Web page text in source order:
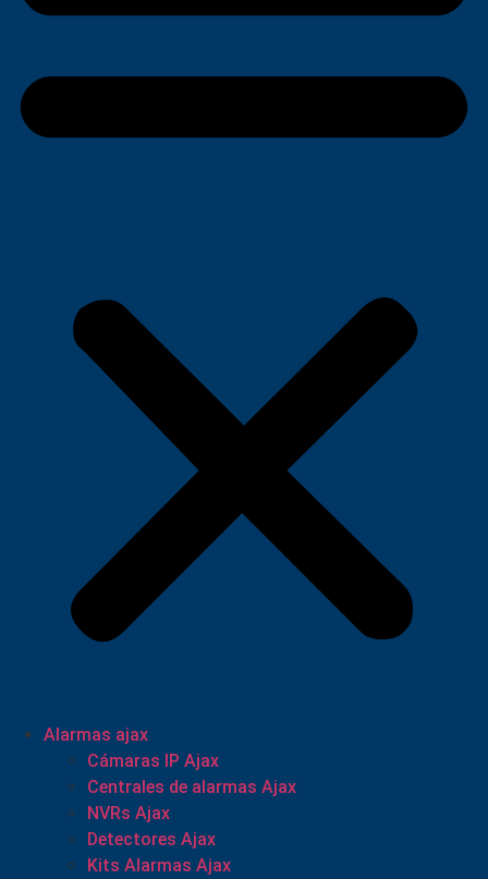
Alarmas ajax
Cámaras IP Ajax
Centrales de alarmas Ajax
NVRs Ajax
Detectores Ajax
Kits Alarmas Ajax